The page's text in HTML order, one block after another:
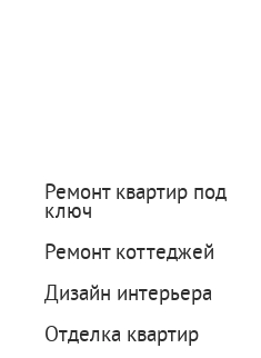
Ремонт квартир под
ключ
Ремонт коттеджей
Дизайн интерьера
Отделка квартир